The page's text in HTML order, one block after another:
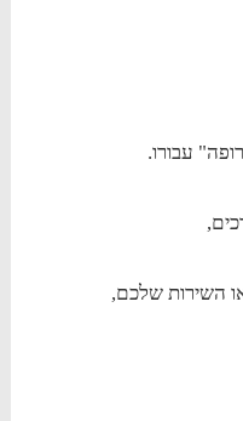
עבורו.
השירות שלכם,